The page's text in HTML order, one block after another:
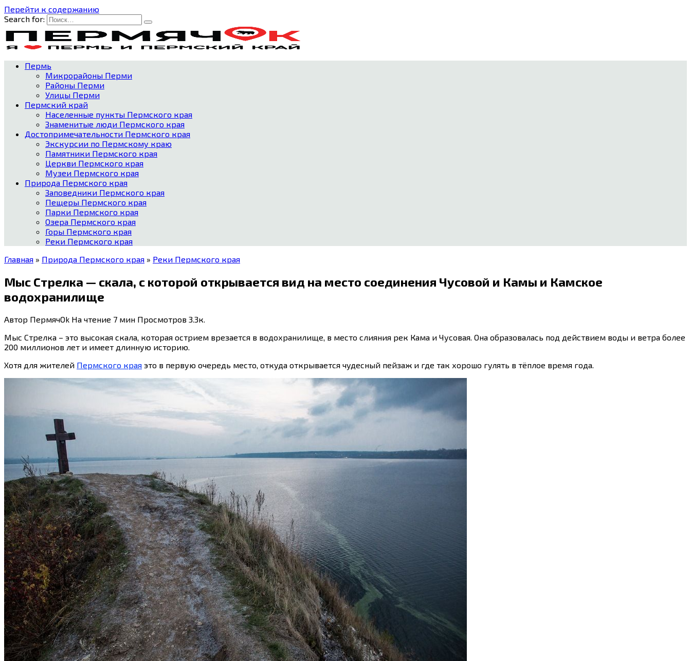
Перейти к содержанию
Search for:
Пермь
Микрорайоны Перми
Районы Перми
Улицы Перми
Пермский край
Населенные пункты Пермского края
Знаменитые люди Пермского края
Достопримечательности Пермского края
Экскурсии по Пермскому краю
Памятники Пермского края
Церкви Пермского края
Музеи Пермского края
Природа Пермского края
Заповедники Пермского края
Пещеры Пермского края
Парки Пермского края
Озера Пермского края
Горы Пермского края
Реки Пермского края
Главная » Природа Пермского края » Реки Пермского края
Мыс Стрелка — скала, с которой открывается вид на место соединения Чусовой и Камы и Камское
водохранилище
Автор ПермячOk На чтение 7 мин Просмотров 3.3к.
Мыс Стрелка – это высокая скала, которая острием врезается в водохранилище, в место слияния рек Кама и Чусовая. Она образовалась под действием воды и ветра более
200 миллионов лет и имеет длинную историю.
Хотя для жителей Пермского края это в первую очередь место, откуда открывается чудесный пейзаж и где так хорошо гулять в тёплое время года.